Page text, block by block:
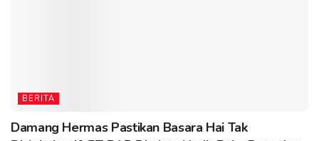
BERITA
Damang Hermas Pastikan Basara Hai Tak